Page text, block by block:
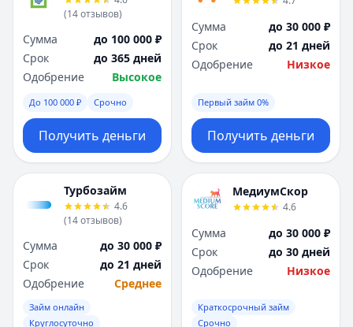
(14отзывов)
Сумма
до 100 000 ₽
Срок
до 365 дней
Одобрение
Высокое
До 100 000 ₽ Срочно
Получить деньги
Сумма
до 30 000 ₽
Срок
до 21 дней
Одобрение
Низкое
Первый займ 0%
Получить деньги
Турбозайм
4.6
(14отзывов)
Сумма
до 30 000 ₽
Срок
до 21 дней
Одобрение
Среднее
Займ онлайн
Круглосуточно
МедиумСкор
4.6
Сумма
до 30 000 ₽
Срок
до 30 дней
Одобрение
Низкое
Краткосрочный займ
Срочно